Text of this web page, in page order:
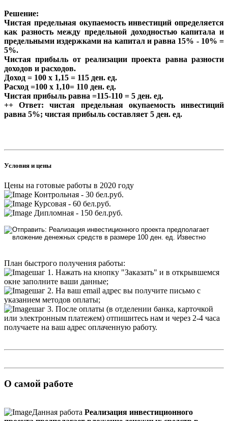
Решение:
Чистая предельная окупаемость инвестиций определяется
как разность между предельной доходностью капитала и
предельными издержками на капитал и равна 15% - 10% =
5%.
Чистая прибыль от реализации проекта равна разности
доходов и расходов.
Доход = 100 х 1,15 = 115 ден. ед.
Расход =100 х 1,10= 110 ден. ед.
Чистая прибыль равна =115-110 = 5 ден. ед.
++ Ответ: чистая предельная окупаемость инвестиций
равна 5%; чистая прибыль составляет 5 ден. ед.
Условия и цены
Цены на готовые работы в 2020 году
Контрольная - 30 бел.руб.
Курсовая - 60 бел.руб.
Дипломная - 150 бел.руб.
План быстрого получения работы:
шаг 1. Нажать на кнопку "Заказать" и в открывшемся
окне заполните ваши данные;
шаг 2. На ваш email адрес вы получите письмо с
указанием методов оплаты;
шаг 3. После оплаты (в отделении банка, карточкой
или электронным платежем) отпишитесь нам и через 2-4 часа
получаете на ваш адрес оплаченную работу.
О самой работе
Данная работа Реализация инвестиционного